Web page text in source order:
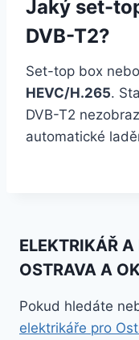
Jaký set-
DVB-T2?
Set-top box
HEVC/H.265.
DVB-T2
automatické
ELEKTRIKÁŘ A
OSTRAVA A
Pokud hledáte
elektrikáře pro